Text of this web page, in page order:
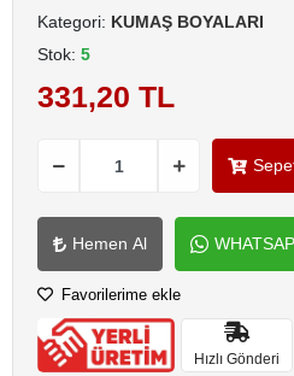
Kategori: KUMAŞ BOYALARI
Stok: 5
331,20 TL
Hemen Al
Favorilerime ekle
Hızlı Gönderi